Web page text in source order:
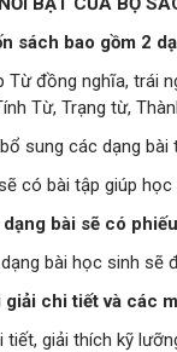
sách bao gồm 2
Từ đồng nghĩa, trái
Từ, Trạng từ,
sung các dạng
có bài tập giúp
dạng bài sẽ có
bài học sinh sẽ
chi tiết và các
tiết, giải thích kỹ